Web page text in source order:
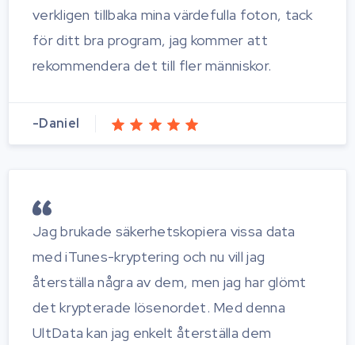
verkligen tillbaka mina värdefulla foton, tack
för ditt bra program, jag kommer att
rekommendera det till fler människor.
-Daniel
Jag brukade säkerhetskopiera vissa data
med iTunes-kryptering och nu vill jag
återställa några av dem, men jag har glömt
det krypterade lösenordet. Med denna
UltData kan jag enkelt återställa dem